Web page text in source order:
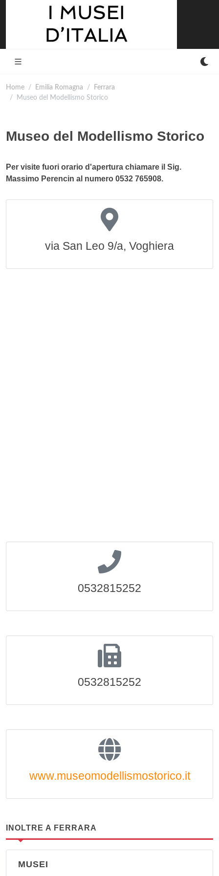
Home Emilia Romagna
Ferrara
Museo del Modellismo Storico
Museo del Modellismo Storico
Per visite fuori orario d'apertura chiamare il Sig.
Massimo Perencin al numero 0532 765908.
via San Leo 9/a, Voghiera
0532815252
0532815252
www.museomodellismostorico.it
INOLTRE A FERRARA
MUSEI